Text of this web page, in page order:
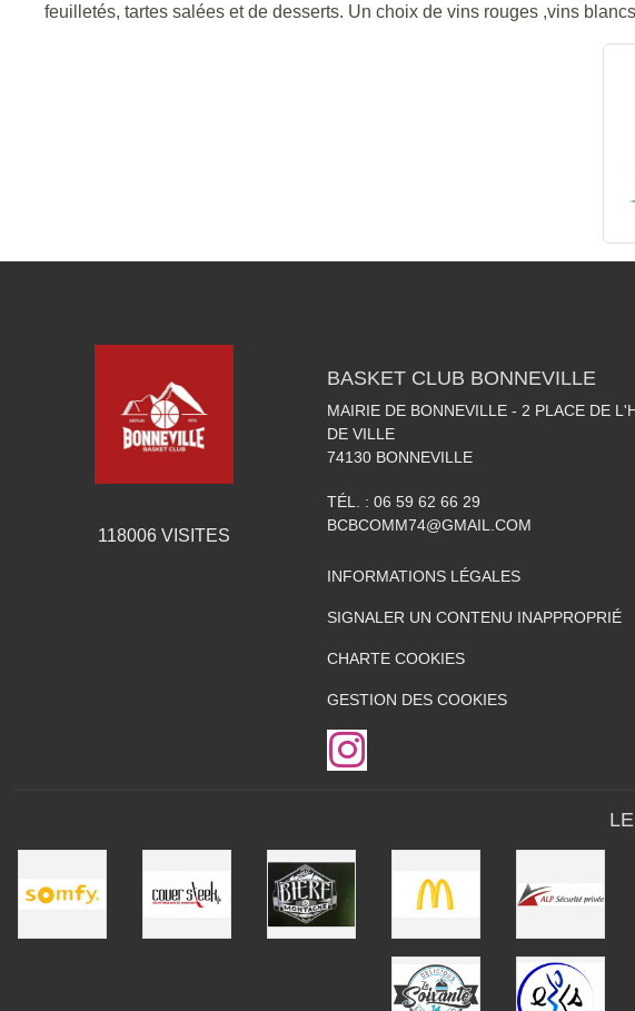
feuilletés, tartes salées et de desserts. Un choix de vins rouges ,vins
118006VISITES
BASKET CLUB BONNEVILLE
MAIRIE DE BONNEVILLE - 2 PLACE DE
DE VILLE
74130 BONNEVILLE
TÉL. : 06 59 62 66 29
BCBCOMM74@GMAIL.COM
INFORMATIONS LÉGALES
SIGNALER UN CONTENU INAPPROPRIÉ
CHARTE COOKIES
GESTION DES COOKIES